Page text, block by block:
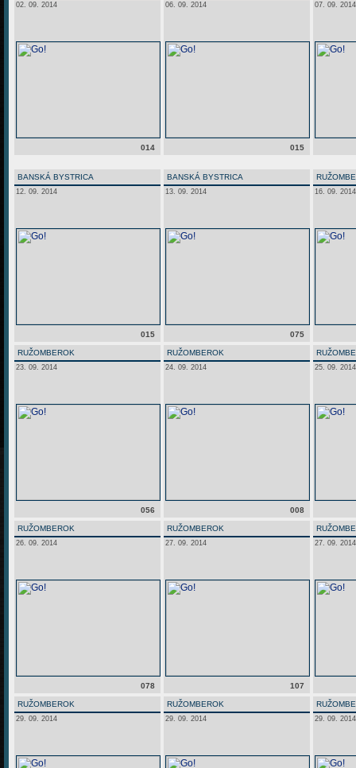
02. 09. 2014
014
06. 09. 2014
015
07. 09. 2014
BANSKÁ BYSTRICA
12. 09. 2014
015
BANSKÁ BYSTRICA
13. 09. 2014
075
16. 09. 2014
RUŽOMBEROK
23. 09. 2014
056
RUŽOMBEROK
24. 09. 2014
008
25. 09. 2014
RUŽOMBEROK
26. 09. 2014
078
RUŽOMBEROK
27. 09. 2014
107
27. 09. 2014
RUŽOMBEROK
29. 09. 2014
RUŽOMBEROK
29. 09. 2014 29. 09. 2014